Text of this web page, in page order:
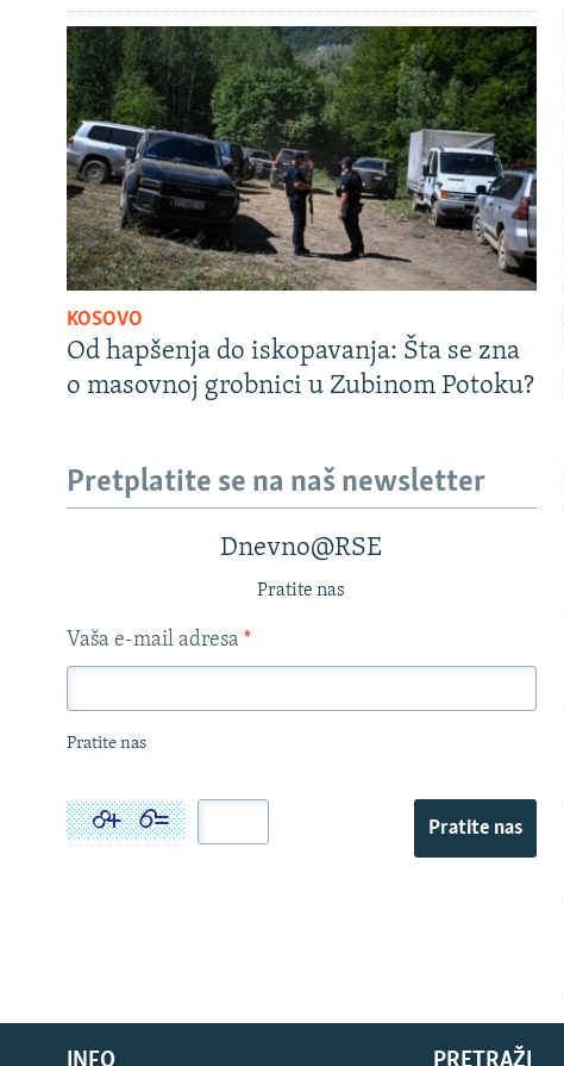
KOSOVO
Od hapšenja do iskopavanja: Šta se zna
o masovnoj grobnici u Zubinom Potoku?
Pretplatite se na naš newsletter
Dnevno@RSE
Pratite nas
Vaša e-mail adresa *
Pratite nas
Pratite nas